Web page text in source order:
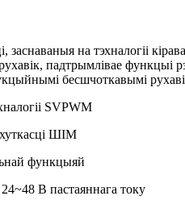
на тэхналогіі
падтрымлівае функцыі
бесшчоткавымі
SVPWM
ШІМ
функцыяй
В пастаяннага току